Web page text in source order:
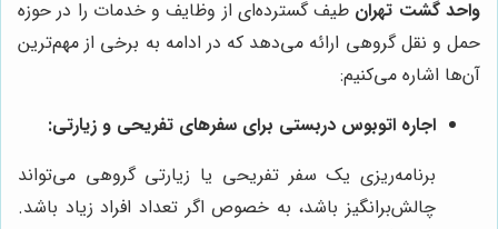
واحد گشت تهران طیف گسترده‌ای از وظایف و خدمات را در حوزه
حمل و نقل گروهی ارائه می‌دهد که در ادامه به برخی از مهم‌ترین
آن‌ها اشاره می‌کنیم:
اجاره اتوبوس دربستی برای سفرهای تفریحی و زیارتی:
برنامه‌ریزی یک سفر تفریحی یا زیارتی گروهی می‌تواند
چالش‌برانگیز باشد، به خصوص اگر تعداد افراد زیاد باشد.